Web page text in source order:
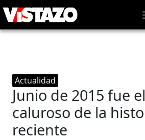
Actualidad
Junio de 2015 fue
caluroso de la
reciente